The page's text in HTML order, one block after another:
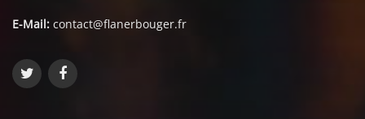
E-Mail: contact@flanerbouger.fr